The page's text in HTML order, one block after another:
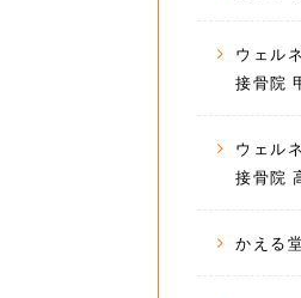
ウェル
接骨院
ウェル
接骨院
かえる